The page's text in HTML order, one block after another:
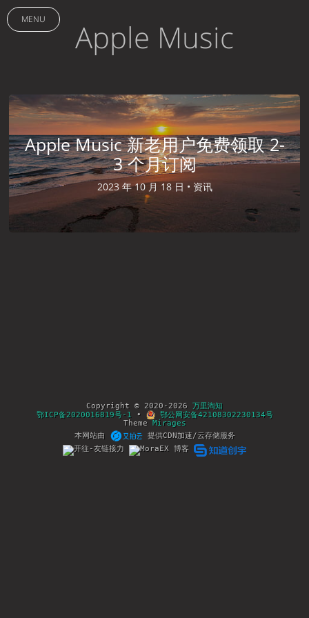
MENU Apple Music
Apple Music 新老用户免费领取 2-
3 个月订阅
2023 年 10 月 18 日 • 资讯
Copyright © 2020-2026 万里淘知
鄂ICP备2020016819号-1 •
鄂公网安备42108302230134号
Theme Mirages
本网站由
提供CDN加速/云存储服务